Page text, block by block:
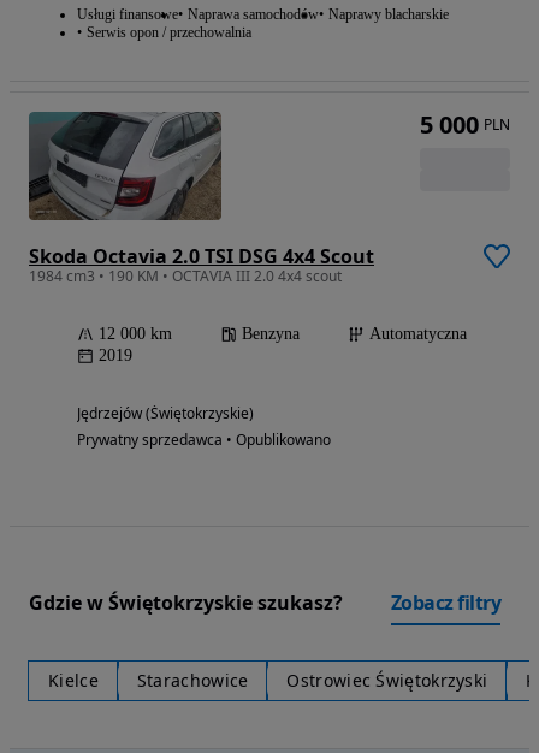
Usługi finansowe Naprawa samochodów Naprawy blacharskie
Serwis opon / przechowalnia
Skoda Octavia 2.0 TSI DSG 4x4 Scout
1984 cm3 • 190 KM • OCTAVIA III 2.0 4x4 scout
12 000 km Benzyna
Automatyczna
2019
Jędrzejów (Świętokrzyskie)
Prywatny sprzedawca • Opublikowano
5 000 PLN
Gdzie w Świętokrzyskie szukasz? Zobacz filtry
Kielce Starachowice Ostrowiec Świętokrzyski